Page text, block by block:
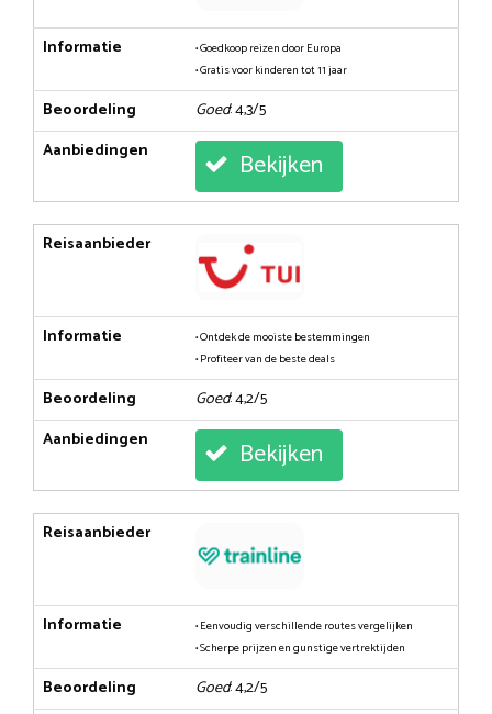
Informatie
• Goedkoop reizen door Europa
• Gratis voor kinderen tot 11 jaar
Beoordeling Goed: 4,3/5
Aanbiedingen
Bekijken
Reisaanbieder
Informatie
• Ontdek de mooiste bestemmingen
• Profiteer van de beste deals
Beoordeling Goed: 4,2/5
Aanbiedingen
Bekijken
Reisaanbieder
Informatie
• Eenvoudig verschillende routes vergelijken
• Scherpe prijzen en gunstige vertrektijden
Beoordeling Goed: 4,2/5